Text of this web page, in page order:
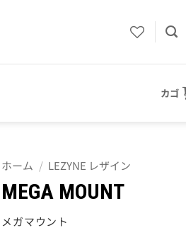
カゴ
ホーム / LEZYNE レザイン
MEGA MOUNT
メガマウント